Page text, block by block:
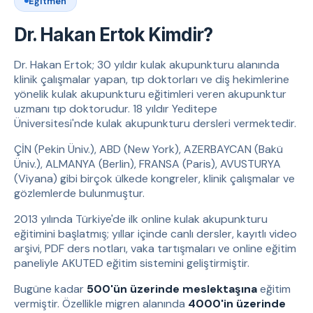
Dr. Hakan Ertok Kimdir?
Dr. Hakan Ertok; 30 yıldır kulak akupunkturu alanında
klinik çalışmalar yapan, tıp doktorları ve diş hekimlerine
yönelik kulak akupunkturu eğitimleri veren akupunktur
uzmanı tıp doktorudur. 18 yıldır Yeditepe
Üniversitesi'nde kulak akupunkturu dersleri vermektedir.
ÇİN (Pekin Üniv.), ABD (New York), AZERBAYCAN (Bakü
Üniv.), ALMANYA (Berlin), FRANSA (Paris), AVUSTURYA
(Viyana) gibi birçok ülkede kongreler, klinik çalışmalar ve
gözlemlerde bulunmuştur.
2013 yılında Türkiye'de ilk online kulak akupunkturu
eğitimini başlatmış; yıllar içinde canlı dersler, kayıtlı video
arşivi, PDF ders notları, vaka tartışmaları ve online eğitim
paneliyle AKUTED eğitim sistemini geliştirmiştir.
Bugüne kadar 500'ün üzerinde meslektaşınaeğitim
vermiştir. Özellikle migren alanında 4000'in üzerinde